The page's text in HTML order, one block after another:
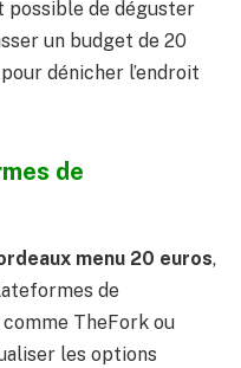
possible de déguster
un budget de 20
dénicher l’endroit
de
menu 20 euros,
de
TheFork ou
les options